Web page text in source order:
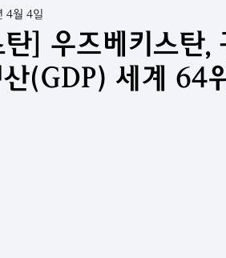
] 우즈베키스탄,
(GDP) 세계 64
4월 4일